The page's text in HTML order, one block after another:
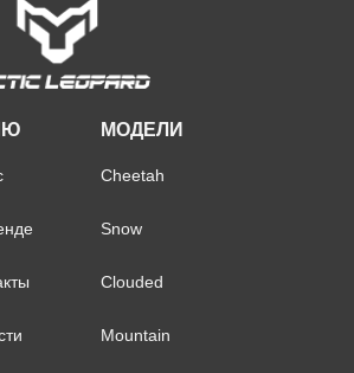
Mountain
Clouded
Snow
Cheetah
МОДЕЛИ